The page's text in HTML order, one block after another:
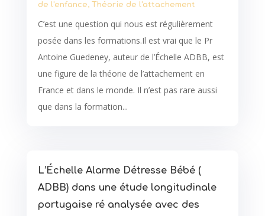
de l'enfance, Théorie de l'attachement
C’est une question qui nous est régulièrement
posée dans les formations.Il est vrai que le Pr
Antoine Guedeney, auteur de l’Échelle ADBB, est
une figure de la théorie de l’attachement en
France et dans le monde. Il n’est pas rare aussi
que dans la formation...
L’Échelle Alarme Détresse Bébé (
ADBB) dans une étude longitudinale
portugaise ré analysée avec des